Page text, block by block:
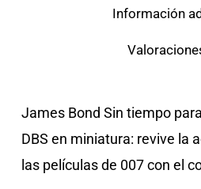
Información
James Bond Sin tiempo
DBS en miniatura: revive la
las películas de 007 con el